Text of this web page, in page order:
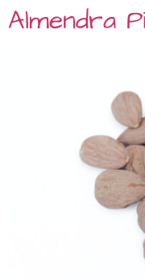
Almendra